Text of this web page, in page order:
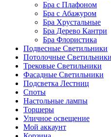
Бра с Плафоном
Бра с Абажуром
Бра Хрустальные
Бра Дерево Кантри
Бра Флористика
Подвесные Светильники
Потолочные Светильники
Трековые Светильники
Фасадные Светильники
Подсветка Лестниц
Споты
Настольные лампы
Торшеры
Уличное освещение
Мой аккаунт